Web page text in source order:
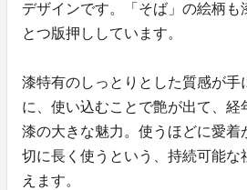
デザインです。「そば」の絵柄も
とつ版押ししています。
漆特有のしっとりとした質感が手
に、使い込むことで艶が出て、経
漆の大きな魅力。使うほどに愛着
切に長く使うという、持続可能な
えます。